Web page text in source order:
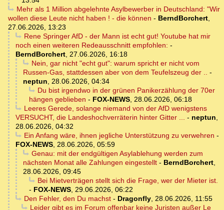
Mehr als 1 Million abgelehnte Asylbewerber in Deutschland: "Wir
wollen diese Leute nicht haben ! - die können - BerndBorchert,
27.06.2026, 13:23
Rene Springer AfD - der Mann ist echt gut! Youtube hat mir
noch einen weiteren Redeausschnitt empfohlen: -
BerndBorchert, 27.06.2026, 16:18
Nein, gar nicht "echt gut": warum spricht er nicht vom
Russen-Gas, stattdessen aber von dem Teufelszeug der .. -
neptun, 28.06.2026, 04:34
Du bist irgendwo in der grünen Panikerzählung der 70er
hängen geblieben - FOX-NEWS, 28.06.2026, 06:18
Leeres Gerede, solange niemand von der AfD wenigstens
VERSUCHT, die Landeshochverräterin hinter Gitter ... - neptun,
28.06.2026, 04:32
Ein Anfang wäre, ihnen jegliche Unterstützung zu verwehren -
FOX-NEWS, 28.06.2026, 05:59
Genau: mit der endgültigen Asylablehung werden zum
nächsten Monat alle Zahlungen eingestellt - BerndBorchert,
28.06.2026, 09:45
Bei Mietverträgen stellt sich die Frage, wer der Mieter ist.
- FOX-NEWS, 29.06.2026, 06:22
Den Fehler, den Du machst- Dragonfly, 28.06.2026, 11:55
Leider gibt es im Forum offenbar keine Juristen außer Le